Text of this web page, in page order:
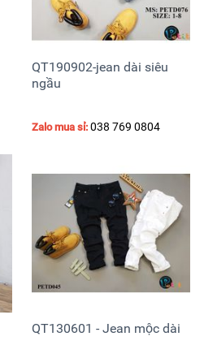
QT190902-jean dài siêu
ngầu
Zalo mua sỉ: 038 769 0804
QT130601 - Jean mộc dài